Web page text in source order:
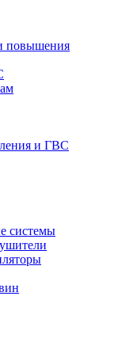
повышения
и ГВС
системы